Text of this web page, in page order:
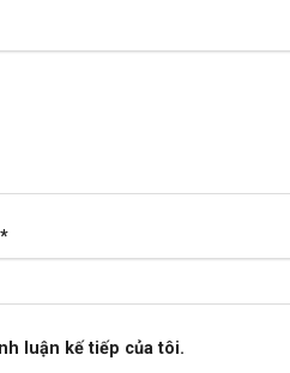
*
luận kế tiếp của tôi.